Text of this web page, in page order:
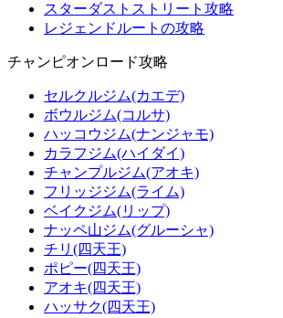
スターダストストリート攻略
レジェンドルートの攻略
チャンピオンロード攻略
セルクルジム(カエデ)
ボウルジム(コルサ)
ハッコウジム(ナンジャモ)
カラフジム(ハイダイ)
チャンプルジム(アオキ)
フリッジジム(ライム)
ベイクジム(リップ)
ナッペ山ジム(グルーシャ)
チリ(四天王)
ポピー(四天王)
アオキ(四天王)
ハッサク(四天王)